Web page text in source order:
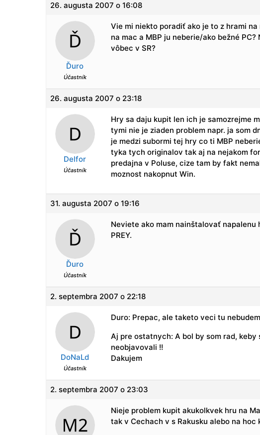
26. augusta 2007 o 16:08
Ďuro
Účastník
Vie mi niekto poradiť ako je to z hrami
na mac a MBP ju neberie/ako bežné
vôbec v SR?
26. augusta 2007 o 23:18
Delfor
Účastník
Hry sa daju kupit len ich je samozrejme
tymi nie je ziaden problem napr. ja som
je medzi subormi tej hry co ti MBP
tyka tych originalov tak aj na nejakom
predajna v Poluse, cize tam by fakt
moznost nakopnut Win.
31. augusta 2007 o 19:16
Ďuro
Účastník
Neviete ako mam nainštalovať
PREY.
2. septembra 2007 o 22:18
DoNaLd
Účastník
Duro: Prepac, ale taketo veci tu
Aj pre ostatnych: A bol by som rad,
neobjavovali !!
Dakujem
2. septembra 2007 o 23:03
Nieje problem kupit akukolkvek hru na
tak v Cechach v s Rakusku alebo na